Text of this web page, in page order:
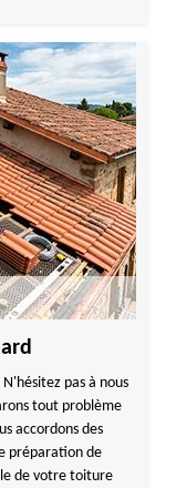
pas à nous
tout problème
accordons des
préparation de
de votre toiture